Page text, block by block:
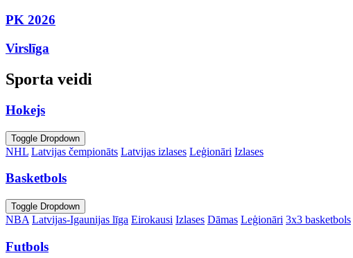
PK 2026
Virslīga
Sporta veidi
Hokejs
Toggle Dropdown
NHL Latvijas čempionāts Latvijas izlases Leģionāri Izlases
Basketbols
Toggle Dropdown
NBA Latvijas-Igaunijas līga Eirokausi Izlases Dāmas Leģionāri 3x3 basketbols
Futbols